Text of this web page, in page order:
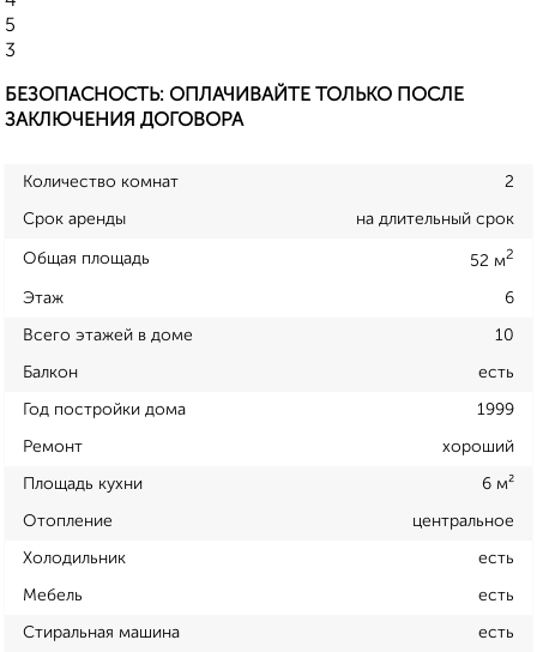
5
3
БЕЗОПАСНОСТЬ: ОПЛАЧИВАЙТЕ ТОЛЬКО ПОСЛЕ
ЗАКЛЮЧЕНИЯ ДОГОВОРА
Количество комнат 2
Срок аренды на длительный срок
Общая площадь 52 м2
Этаж 6
Всего этажей в доме 10
Балкон есть
Год постройки дома 1999
Ремонт хороший
Площадь кухни 6 м²
Отопление центральное
Холодильник есть
Мебель есть
Стиральная машина есть